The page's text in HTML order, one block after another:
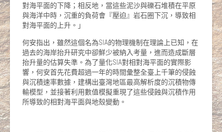
對海平面的下降；相反地，當這些泥沙與礫石堆積在平原
與海洋中時，沉重的負荷會『壓迫』岩石圈下沉，導致相
對海平面的上升。」
何安指出，雖然這個名為SIA的物理機制在理論上已知，在
過去的海岸抬升研究中卻鮮少被納入考量，進而造成斷層
抬升量的估算失準。為了量化SIA對相對海平面的實際影
響，何安首先花費超過一年的時間彙整全臺上千筆的侵蝕
與沉積速率數據，建構出臺灣地區最高解析度的沉積物傳
輸模型，並接著利用數值模擬重現了這些侵蝕與沉積作用
所導致的相對海平面與地殼變動。